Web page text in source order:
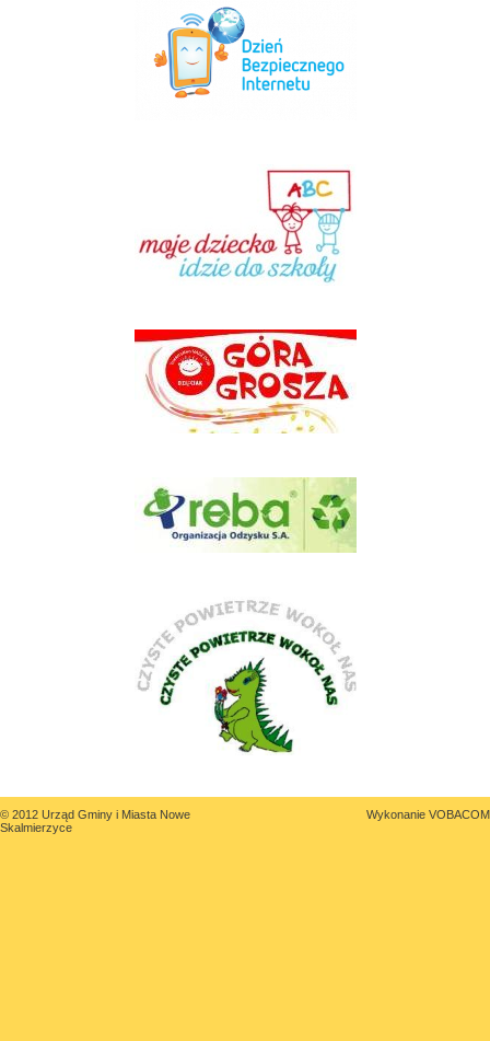
© 2012 Urząd Gminy i Miasta Nowe
Skalmierzyce
Wykonanie VOBACOM